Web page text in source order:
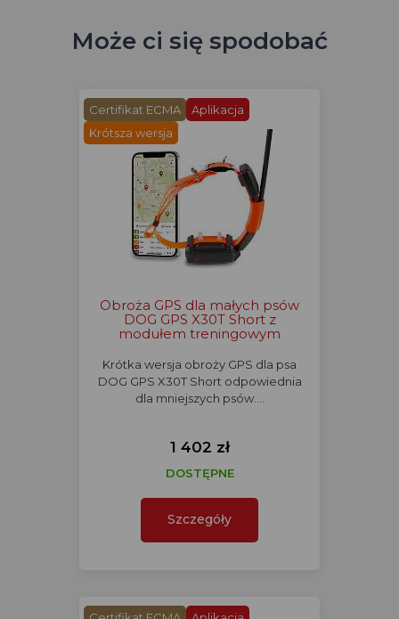
Może ci się spodobać
Certifikat ECMA
Aplikacja
Krótsza wersja
Obroża GPS dla małych psów
DOG GPS X30T Short z
modułem treningowym
Krótka wersja obroży GPS dla psa
DOG GPS X30T Short odpowiednia
dla mniejszych psów.…
1 402 zł
DOSTĘPNE
Szczegóły